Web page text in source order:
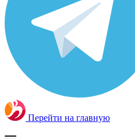
Перейти на главную